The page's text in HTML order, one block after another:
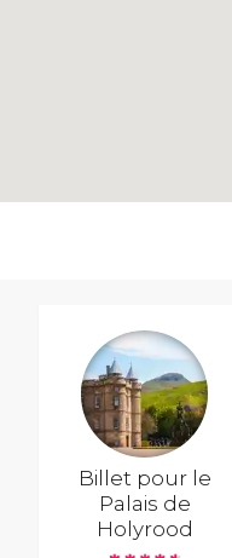
Billet pour le
Palais de
Holyrood